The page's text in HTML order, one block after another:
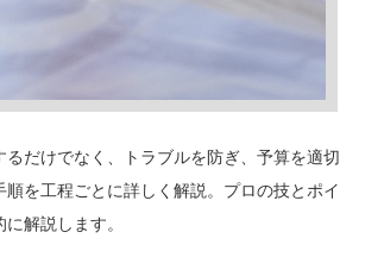
だけでなく、トラブルを防ぎ、予算を適切
を工程ごとに詳しく解説。プロの技とポイ
解説します。